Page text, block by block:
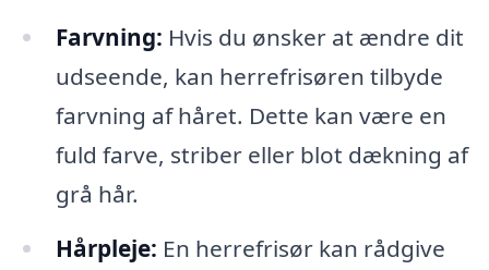
Farvning: Hvis du ønsker at ændre dit
udseende, kan herrefrisøren tilbyde
farvning af håret. Dette kan være en
fuld farve, striber eller blot dækning af
grå hår.
Hårpleje: En herrefrisør kan rådgive